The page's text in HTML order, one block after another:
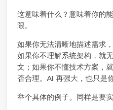
这意味着什么？意味着你的
限。
如果你无法清晰地描述需求
如果你不理解系统架构，就
文；如果你不懂技术方案，
否合理。AI 再强大，也只是
举个具体的例子。同样是要